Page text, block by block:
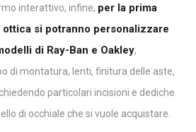
interattivo, infine, per la prima
si potranno personalizzare
di Ray-Ban e Oakley,
di montatura, lenti, finitura delle aste,
particolari incisioni e dediche
di occhiale che si vuole acquistare.